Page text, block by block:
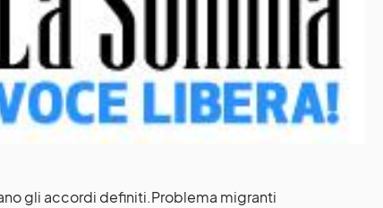
gli accordi definiti.Problema migranti